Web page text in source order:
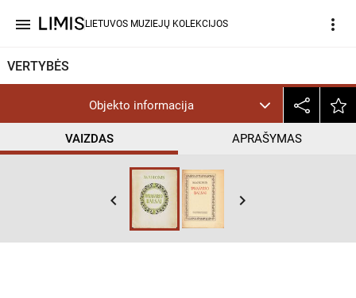
menu LIETUVOS MUZIEJŲ KOLEKCIJOS more_vert
VERTYBĖS
Objekto informacija
VAIZDAS APRAŠYMAS
keyboard_arrow_left keyboard_arrow_right